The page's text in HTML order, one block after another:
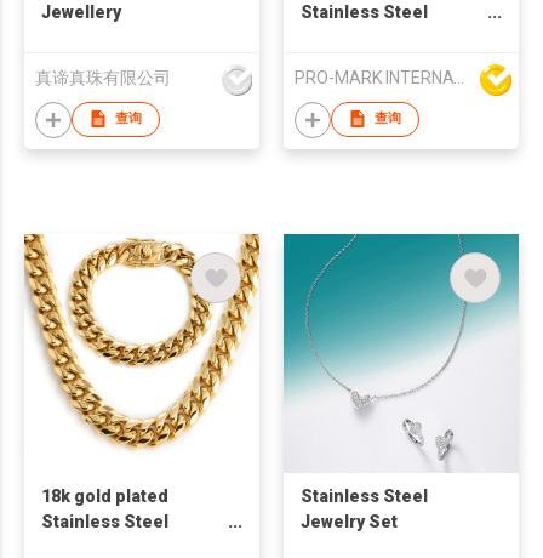
Jewellery
真谛真珠有限公司
查询
Stainless Steel
Quartz Watch
Calendar Date
Bracelet Men's Gift
PRO-MARK INTERNATIONAL
查询
18k gold plated
Stainless Steel
Stainless Steel
Jewelry Set